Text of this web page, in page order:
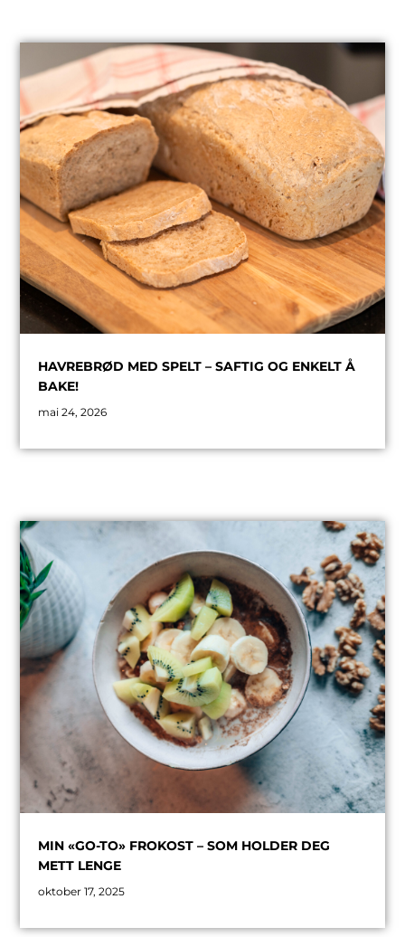
HAVREBRØD MED SPELT – SAFTIG OG ENKELT Å
BAKE!
mai 24, 2026
MIN «GO-TO» FROKOST – SOM HOLDER DEG
METT LENGE
oktober 17, 2025